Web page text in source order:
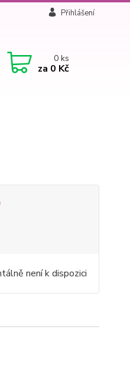
Přihlášení
0ks
za 0 Kč
není k dispozici